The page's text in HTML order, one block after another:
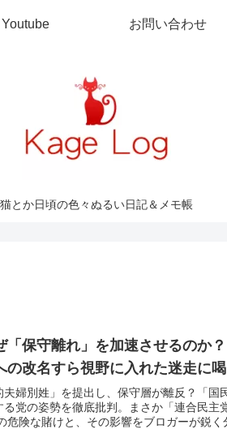
猫とか日頃の色々ぬるい日記＆メモ帳
Youtube お問い合わせ
「保守離れ」を加速させるのか？
の改名すら視野に入れた迷走に喝
夫婦別姓」を提出し、保守層が離反？「国
党の姿勢を徹底批判。まさか「連合民主
危険な賭けと、その影響をブロガーが鋭く